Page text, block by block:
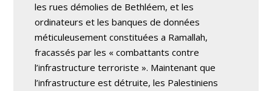
les rues démolies de Bethléem, et les
ordinateurs et les banques de données
méticuleusement constituées a Ramallah,
fracassés par les « combattants contre
l’infrastructure terroriste ». Maintenant que
l’infrastructure est détruite, les Palestiniens